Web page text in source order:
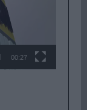
00:27